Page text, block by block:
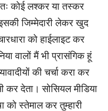
कोई लश्कर या तस्कर
जिम्मेदारी लेकर खुद
को हाईलाइट कर
वालों मैं भी प्रासंगिक हूं
की चर्चा करा कर
कर देता। सोसियल मीडिया
को स्तेमाल कर तुम्हारी